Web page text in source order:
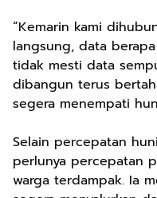
“Kemarin kami
langsung, data
tidak mesti data
dibangun terus
segera menempati
Selain percepatan
perlunya percepatan
warga terdampak. Ia